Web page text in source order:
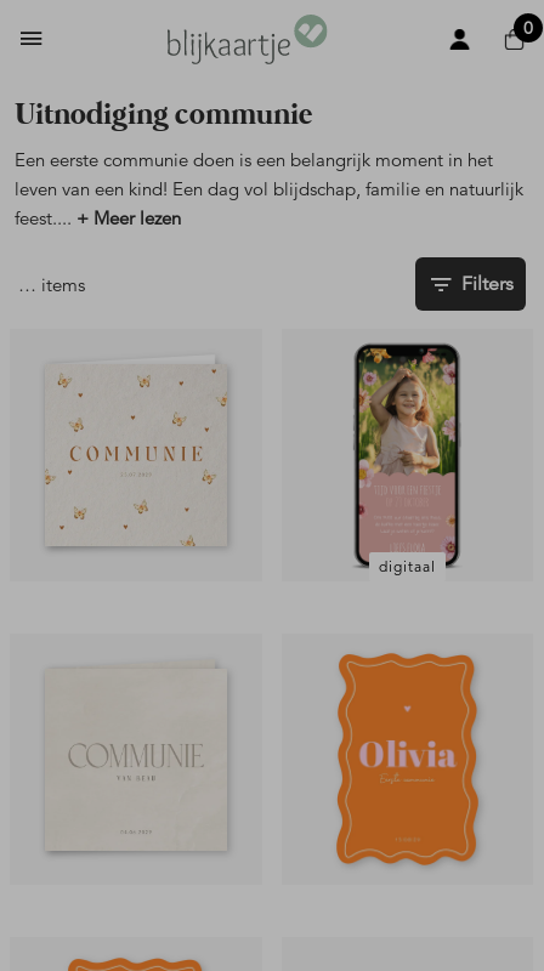
0
Uitnodiging communie
Een eerste communie doen is een belangrijk moment in het
leven van een kind! Een dag vol blijdschap, familie en natuurlijk
feest.... + Meer lezen
… items Filters
digitaal